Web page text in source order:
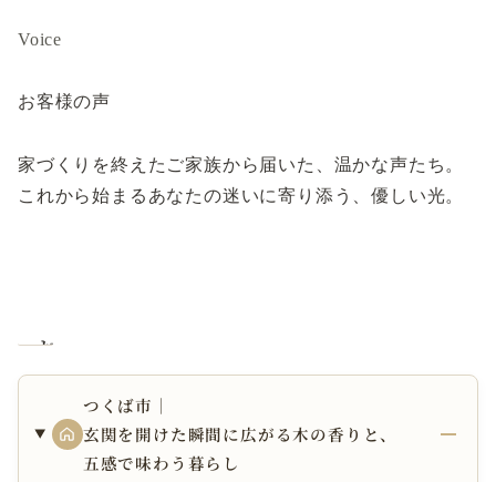
Voice
お客様の声
家づくりを終えたご家族から届いた、温かな声たち。
これから始まるあなたの迷いに寄り添う、優しい光。
お客様の声
つくば市｜
玄関を開けた瞬間に広がる木の香りと、
五感で味わう暮らし